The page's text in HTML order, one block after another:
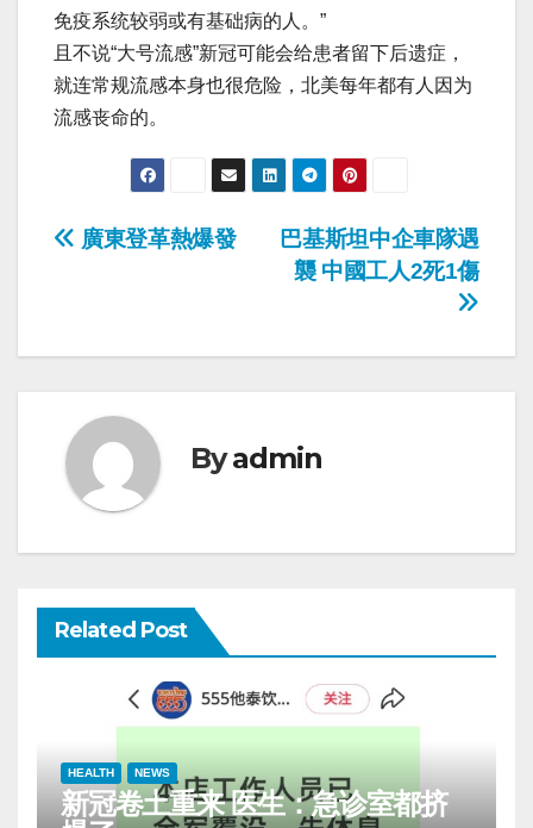
免疫系统较弱或有基础病的人。”
且不说“大号流感”新冠可能会给患者留下后遗症，
就连常规流感本身也很危险，北美每年都有人因为
流感丧命的。
Post
巴基斯坦中企車隊遇
襲 中國工人2死1傷
廣東登革熱爆發
Byadmin
Related Post
HEALTH NEWS
新冠卷土重来 医生：急诊室都挤